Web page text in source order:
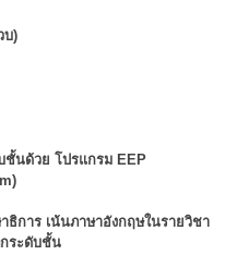
บ)
ชั้นด้วย โปรแกรม EEP
ธิการ เน้นภาษาอังกฤษในรายวิชา
ระดับชั้น